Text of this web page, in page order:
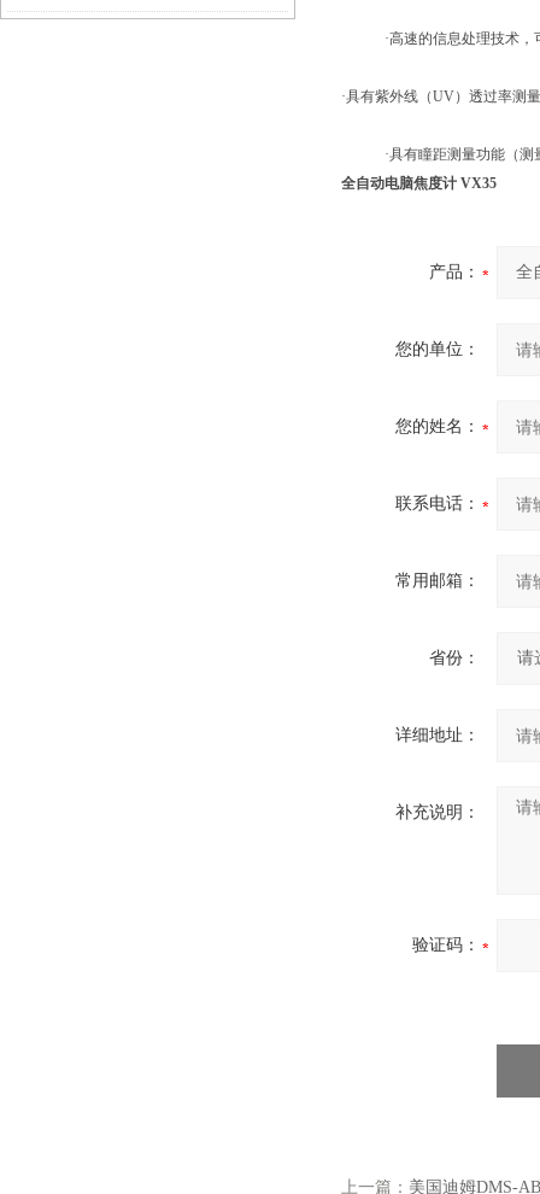
·高速的信息处理技术，可
·具有紫外线（UV）透过率测
·具有瞳距测量功能（测量
全自动电脑焦度计 VX35
产品：
您的单位：
您的姓名：
联系电话：
常用邮箱：
省份：
详细地址：
补充说明：
验证码：
上一篇： 美国迪姆DMS-